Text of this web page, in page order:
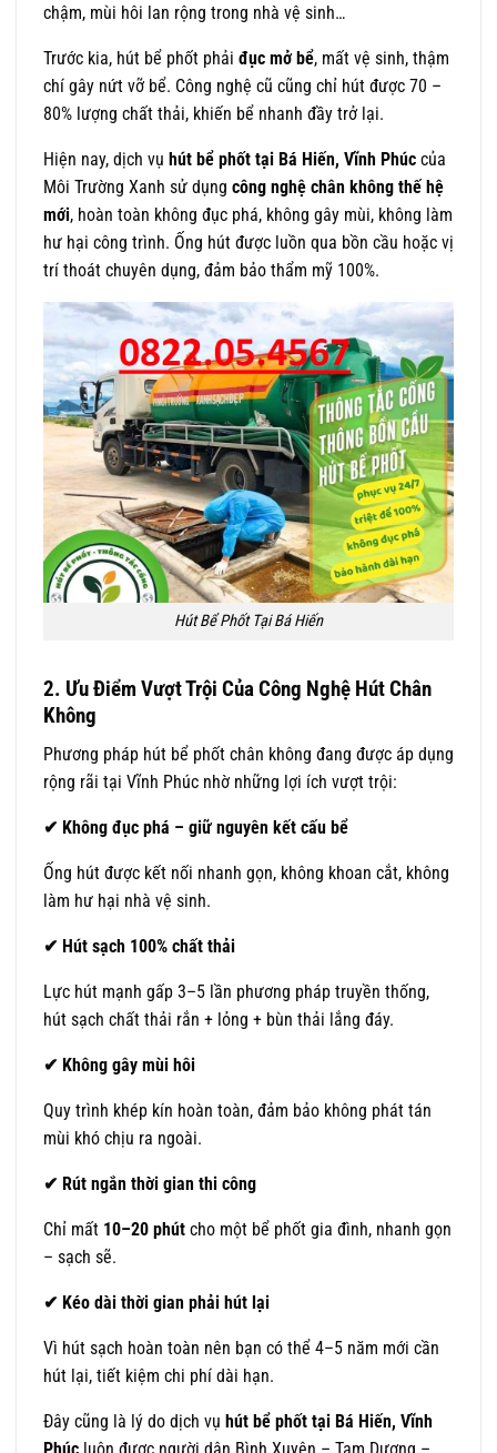
chậm, mùi hôi lan rộng trong nhà vệ sinh…
Trước kia, hút bể phốt phải đục mở bể, mất vệ sinh, thậm
chí gây nứt vỡ bể. Công nghệ cũ cũng chỉ hút được 70 –
80% lượng chất thải, khiến bể nhanh đầy trở lại.
Hiện nay, dịch vụ hút bể phốt tại Bá Hiến, Vĩnh Phúc của
Môi Trường Xanh sử dụng công nghệ chân không thế hệ
mới, hoàn toàn không đục phá, không gây mùi, không làm
hư hại công trình. Ống hút được luồn qua bồn cầu hoặc vị
trí thoát chuyên dụng, đảm bảo thẩm mỹ 100%.
Hút Bể Phốt Tại Bá Hiến
2. Ưu Điểm Vượt Trội Của Công Nghệ Hút Chân
Không
Phương pháp hút bể phốt chân không đang được áp dụng
rộng rãi tại Vĩnh Phúc nhờ những lợi ích vượt trội:
✔ Không đục phá – giữ nguyên kết cấu bể
Ống hút được kết nối nhanh gọn, không khoan cắt, không
làm hư hại nhà vệ sinh.
✔ Hút sạch 100% chất thải
Lực hút mạnh gấp 3–5 lần phương pháp truyền thống,
hút sạch chất thải rắn + lỏng + bùn thải lắng đáy.
✔ Không gây mùi hôi
Quy trình khép kín hoàn toàn, đảm bảo không phát tán
mùi khó chịu ra ngoài.
✔ Rút ngắn thời gian thi công
Chỉ mất 10–20 phút cho một bể phốt gia đình, nhanh gọn
– sạch sẽ.
✔ Kéo dài thời gian phải hút lại
Vì hút sạch hoàn toàn nên bạn có thể 4–5 năm mới cần
hút lại, tiết kiệm chi phí dài hạn.
Đây cũng là lý do dịch vụ hút bể phốt tại Bá Hiến, Vĩnh
Phúc luôn được người dân Bình Xuyên – Tam Dương –